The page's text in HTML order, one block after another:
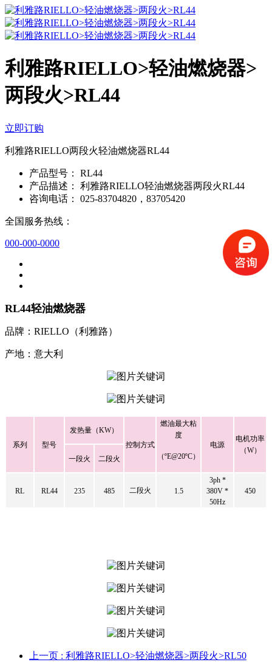
利雅路RIELLO>轻油燃烧器>
两段火>RL44
立即订购
利雅路RIELLO两段火轻油燃烧器RL44
产品型号：
RL44
产品描述：
利雅路RIELLO轻油燃烧器两段火RL44
咨询电话：
025-83704820，83705420
全国服务热线：
000-000-0000
RL44轻油燃烧器
品牌：RIELLO（利雅路）
产地：意大利
系列 型号
发热量（KW）
控制方式
燃油最大粘
度
（ºE@20ºC）
电源
电机功率
（W）
一段火
二段火
RL RL44 235 485 二段火 1.5
3ph *
380V *
50Hz
450
上一页 : 利雅路RIELLO>轻油燃烧器>两段火>RL50